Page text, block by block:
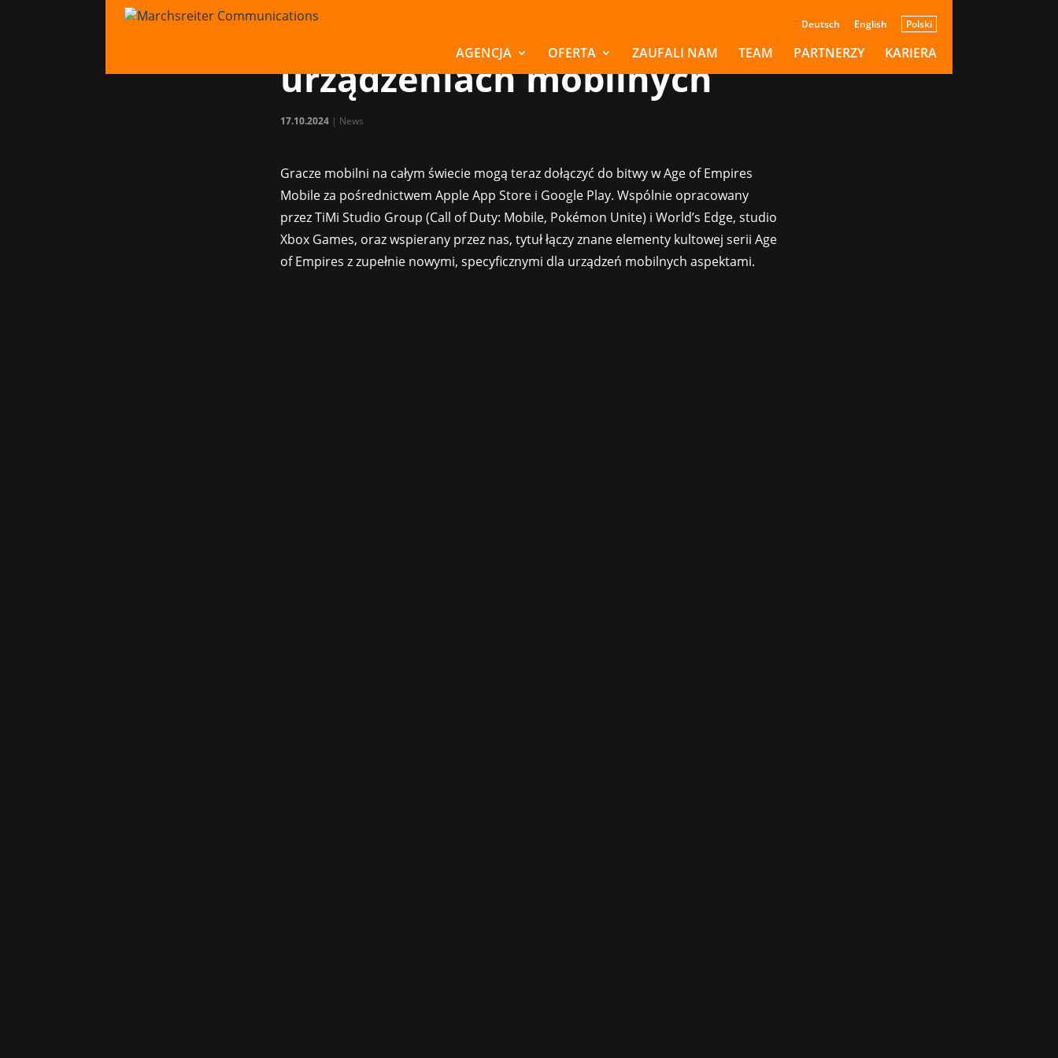
Deutsch English Polski
AGENCJA OFERTA ZAUFALI NAM TEAM PARTNERZY KARIERA
Age of Empires od teraz
dostępne również na
urządzeniach mobilnych
17.10.2024| News
Gracze mobilni na całym świecie mogą teraz dołączyć do bitwy w Age of Empires
Mobile za pośrednictwem Apple App Store i Google Play. Wspólnie opracowany
przez TiMi Studio Group (Call of Duty: Mobile, Pokémon Unite) i World’s Edge, studio
Xbox Games, oraz wspierany przez nas, tytuł łączy znane elementy kultowej serii Age
of Empires z zupełnie nowymi, specyficznymi dla urządzeń mobilnych aspektami.